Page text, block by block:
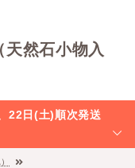
天然石小物入
22日(土)順次発送